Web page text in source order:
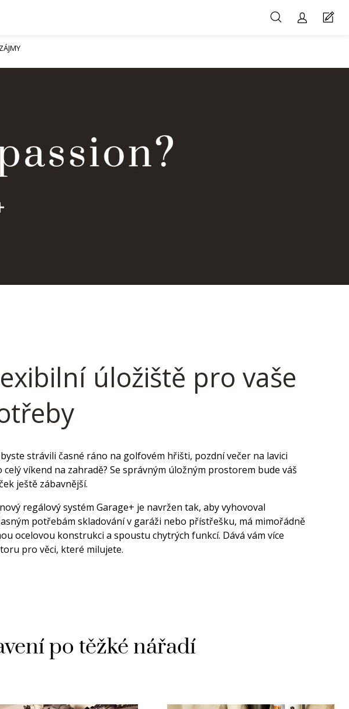
úložiště pro vaše
byste strávili časné ráno na golfovém hřišti, pozdní večer na lavici
celý víkend na zahradě? Se správným úložným prostorem bude váš
ještě zábavnější.
regálový systém Garage+ je navržen tak, aby vyhovoval
potřebám skladování v garáži nebo přístřešku, má mimořádně
ocelovou konstrukci a spoustu chytrých funkcí. Dává vám více
pro věci, které milujete.
po těžké nářadí